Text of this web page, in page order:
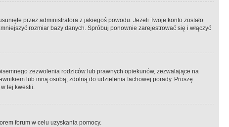
przez administratora z jakiegoś powodu. Jeżeli Twoje konto zostało
rozmiar bazy danych. Spróbuj ponownie zarejestrować się i włączyć
zezwolenia rodziców lub prawnych opiekunów, zezwalające na
lub inną osobą, zdolną do udzielenia fachowej porady. Proszę
tej kwestii.
forum w celu uzyskania pomocy.